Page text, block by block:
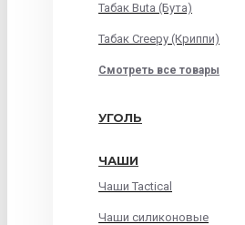
Табак Buta (Бута)
Табак Creepy (Криппи)
Смотреть все товары
УГОЛЬ
ЧАШИ
Чаши Tactical
Чаши силиконовые